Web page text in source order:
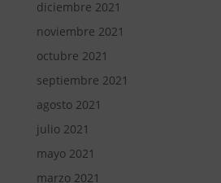
diciembre 2021
noviembre 2021
octubre 2021
septiembre 2021
agosto 2021
julio 2021
mayo 2021
marzo 2021